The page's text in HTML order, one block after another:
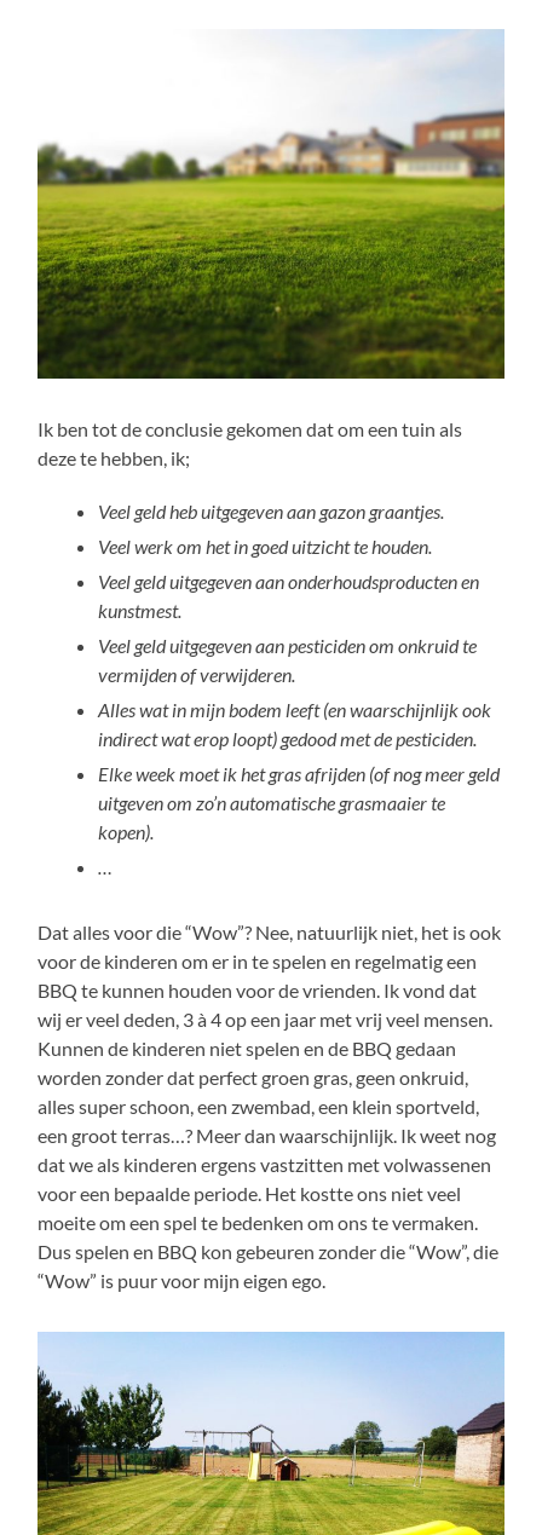
Ik ben tot de conclusie gekomen dat om een tuin als
deze te hebben, ik;
Veel geld heb uitgegeven aan gazon graantjes.
Veel werk om het in goed uitzicht te houden.
Veel geld uitgegeven aan onderhoudsproducten en
kunstmest.
Veel geld uitgegeven aan pesticiden om onkruid te
vermijden of verwijderen.
Alles wat in mijn bodem leeft (en waarschijnlijk ook
indirect wat erop loopt) gedood met de pesticiden.
Elke week moet ik het gras afrijden (of nog meer geld
uitgeven om zo’n automatische grasmaaier te
kopen).
…
Dat alles voor die “Wow”? Nee, natuurlijk niet, het is ook
voor de kinderen om er in te spelen en regelmatig een
BBQ te kunnen houden voor de vrienden. Ik vond dat
wij er veel deden, 3 à 4 op een jaar met vrij veel mensen.
Kunnen de kinderen niet spelen en de BBQ gedaan
worden zonder dat perfect groen gras, geen onkruid,
alles super schoon, een zwembad, een klein sportveld,
een groot terras…? Meer dan waarschijnlijk. Ik weet nog
dat we als kinderen ergens vastzitten met volwassenen
voor een bepaalde periode. Het kostte ons niet veel
moeite om een spel te bedenken om ons te vermaken.
Dus spelen en BBQ kon gebeuren zonder die “Wow”, die
“Wow” is puur voor mijn eigen ego.